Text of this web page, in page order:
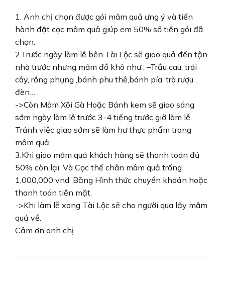
1. Anh chị chọn được gói mâm quả ưng ý và tiến
hành đặt cọc mâm quả giúp em 50% số tiền gói đã
chọn.
2.Trước ngày làm lễ bên Tài Lộc sẽ giao quả đến tận
nhà trước nhưng mâm đồ khô như : –Trầu cau, trái
cây, rồng phụng ,bánh phu thê,bánh pía, trà rượu ,
đèn…
->Còn Mâm Xôi Gà Hoặc Bánh kem sẽ giao sáng
sớm ngày làm lễ trước 3-4 tiếng trước giờ làm lễ.
Tránh việc giao sớm sẽ làm hư thực phẩm trong
mâm quả.
3.Khi giao mâm quả khách hàng sẽ thanh toán đủ
50% còn lại. Và Cọc thế chân mâm quả trống
1,000,000 vnd .Bằng Hình thức chuyển khoản hoặc
thanh toán tiền mặt.
->Khi làm lễ xong Tài Lộc sẽ cho người qua lấy mâm
quả về.
Cảm ơn anh chị